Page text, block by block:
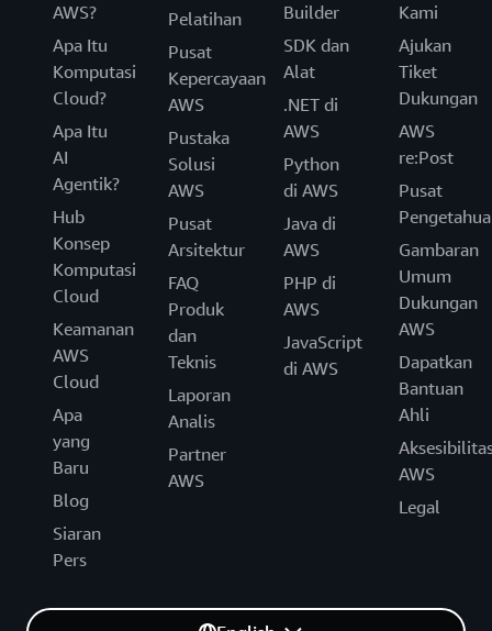
AWS?
Apa Itu
Komputasi
Cloud?
Apa Itu
AI
Agentik?
Hub
Konsep
Komputasi
Cloud
Keamanan
AWS
Cloud
Apa
yang
Baru
Blog
Siaran
Pers
Pelatihan
Pusat
Kepercayaan
AWS
Pustaka
Solusi
AWS
Pusat
Arsitektur
FAQ
Produk
dan
Teknis
Laporan
Analis
Partner
AWS
Builder
SDK dan
Alat
.NET di
AWS
Python
di AWS
Java di
AWS
PHP di
AWS
JavaScript
di AWS
Kami
Ajukan
Tiket
Dukungan
AWS
re:Post
Pusat
Gambaran
Umum
Dukungan
AWS
Dapatkan
Bantuan
Ahli
AWS
Legal